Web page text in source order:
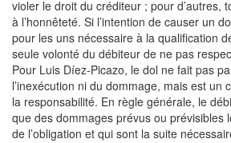
violer le droit du créditeur ; pour d’autres,
à l’honnêteté. Si l’intention de causer un
pour les uns nécessaire à la qualification
seule volonté du débiteur de ne pas
Pour Luis Díez-Picazo, le dol ne fait pas
l’inexécution ni du dommage, mais est un
la responsabilité. En règle générale, le
que des dommages prévus ou prévisibles
de l’obligation et qui sont la suite